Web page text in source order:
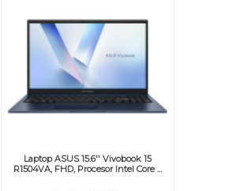
Laptop ASUS 15.6'' Vivobook 15
R1504VA, FHD, Procesor Intel Core ...